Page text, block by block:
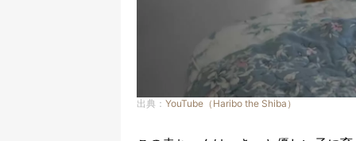
出典： YouTube（Haribo the Shiba）